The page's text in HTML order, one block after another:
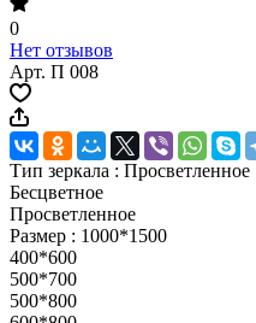
0
Нет отзывов
Арт. П 008
Тип зеркала : Просветленное
Бесцветное
Просветленное
Размер : 1000*1500
400*600
500*700
500*800